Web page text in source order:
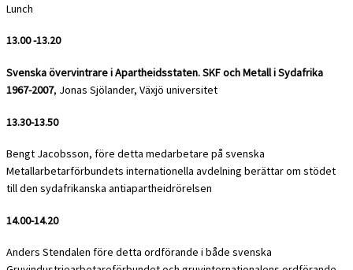
Lunch
13.00 -13.20
Svenska övervintrare i Apartheidsstaten. SKF och Metall i Sydafrika
1967-2007, Jonas Sjölander, Växjö universitet
13.30-13.50
Bengt Jacobsson, före detta medarbetare på svenska
Metallarbetarförbundets internationella avdelning berättar om stödet
till den sydafrikanska antiapartheidrörelsen
14.00-14.20
Anders Stendalen före detta ordförande i både svenska